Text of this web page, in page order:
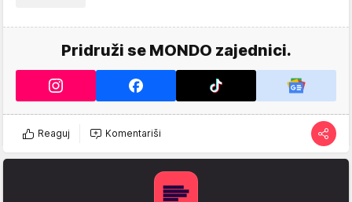
Pridruži se MONDO zajednici.
Reaguj Komentariši